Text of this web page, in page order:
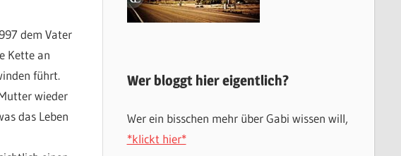
dem Vater
Kette an
führt.
wieder
das Leben
Wer bloggt hier eigentlich?
Wer ein bisschen mehr über Gabi wissen will,
*klickt hier*